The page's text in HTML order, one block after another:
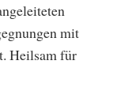
mit
Heilsam für